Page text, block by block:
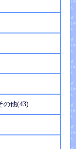
の他(43)